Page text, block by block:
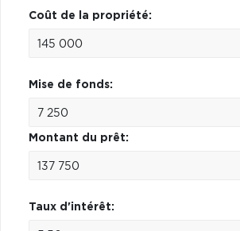
Coût de la propriété:
Mise de fonds:
Montant du prêt:
Taux d'intérêt: